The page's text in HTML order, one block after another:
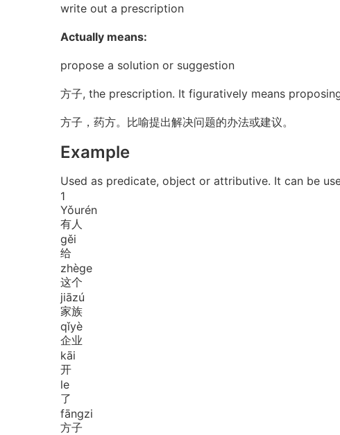
write out a prescription
Actually means:
propose a solution or suggestion
方子, the prescription. It figuratively means
方子，药方。比喻提出解决问题的办法或建议。
Example
Used as predicate, object or attributive. It can be
1
Yǒurén
有人
gěi
给
zhège
这个
jiāzú
家族
qǐyè
企业
kāi
开
le
了
fāngzi
方子